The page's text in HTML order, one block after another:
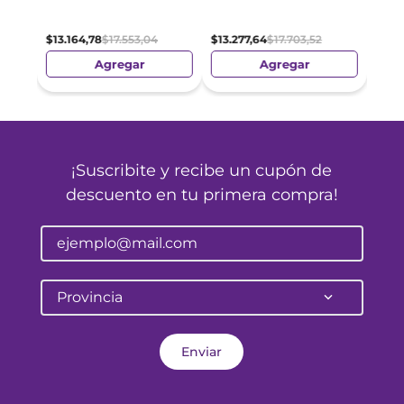
$13.164,78$17.553,04
Agregar
$13.277,64$17.703,52
Agregar
¡Suscribite y recibe un cupón de
descuento en tu primera compra!
Provincia
Enviar